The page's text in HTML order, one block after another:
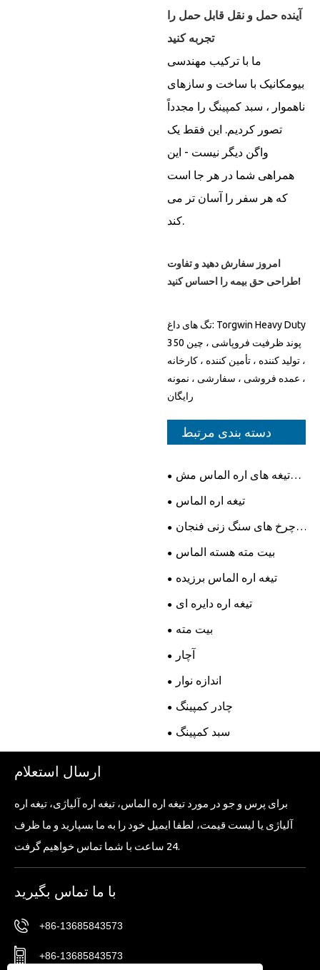
آینده حمل و نقل قابل حمل را
تجربه کنید
ما با ترکیب مهندسی
بیومکانیک با ساخت و سازهای
ناهموار ، سبد کمپینگ را مجدداً
تصور کردیم. این فقط یک
واگن دیگر نیست - این
همراهی شما در هر جا است
که هر سفر را آسان تر می
کند.
امروز سفارش دهید و تفاوت
طراحی حق بیمه را احساس کنید!
تگ های داغ: Torgwin Heavy Duty
350 پوند ظرفیت فروپاشی ، چین
، تولید کننده ، تأمین کننده ، کارخانه
، عمده فروشی ، سفارشی ، نمونه
رایگان
دسته بندی مرتبط
تیغه های اره الماس مش
ایکس
تیغه اره الماس
چرخ های سنگ زنی فنجان
الماس
بیت مته هسته الماس
تیغه اره الماس برزیده
تیغه اره دایره ای
بیت مته
آچار
اندازه نوار
چادر کمپینگ
سبد کمپینگ
ارسال استعلام
برای پرس و جو در مورد تیغه اره الماس، تیغه اره آلیاژی، تیغه اره
آلیاژی یا لیست قیمت، لطفا ایمیل خود را به ما بسپارید و ما ظرف
24 ساعت با شما تماس خواهیم گرفت.
با ما تماس بگیرید
+86-13685843573
+86-13685843573